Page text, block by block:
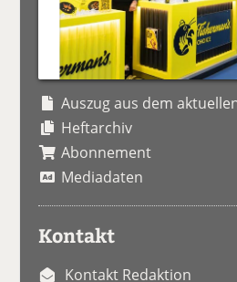
Auszug aus dem
Heftarchiv
Abonnement
Mediadaten
Kontakt
Kontakt Redaktion